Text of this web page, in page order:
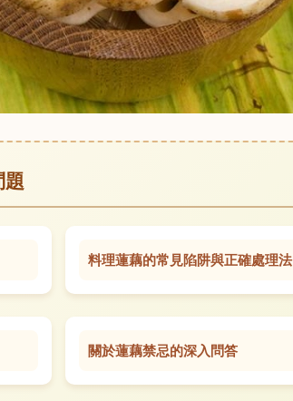
題
料理蓮藕的常見陷阱與正確處理法
關於蓮藕禁忌的深入問答